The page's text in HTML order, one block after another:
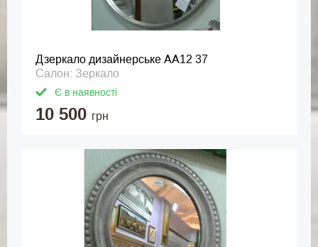
Дзеркало дизайнерське АА12 37
Салон: Зеркало
Є в наявності
10 500 грн